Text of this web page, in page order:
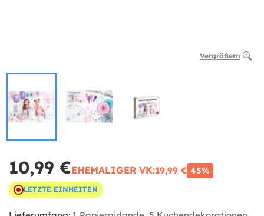
Vergrößern
10,99 €EHEMALIGER VK:19,99 € 45%
LETZTE EINHEITEN